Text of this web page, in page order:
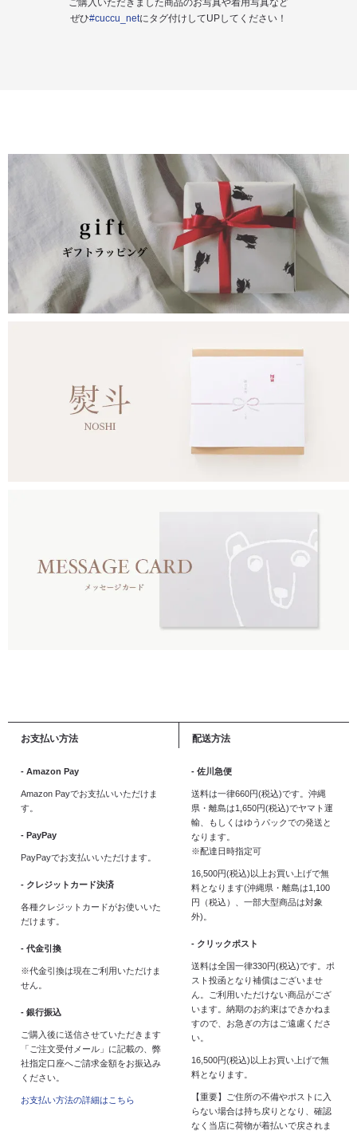
ぜひ#cuccu_netにタグ付けしてUPしてください！
お支払い方法
- Amazon Pay
Amazon Payでお支払いいただけま
す。
- PayPay
PayPayでお支払いいただけます。
- クレジットカード決済
各種クレジットカードがお使いいた
だけます。
- 代金引換
※代金引換は現在ご利用いただけま
せん。
- 銀行振込
ご購入後に送信させていただきます
「ご注文受付メール」に記載の、弊
社指定口座へご請求金額をお振込み
ください。
お支払い方法の詳細はこちら
配送方法
- 佐川急便
送料は一律660円(税込)です。沖縄
県・離島は1,650円(税込)でヤマト運
輸、もしくはゆうパックでの発送と
なります。
※配達日時指定可
16,500円(税込)以上お買い上げで無
料となります(沖縄県・離島は1,100
円（税込）、一部大型商品は対象
外)。
- クリックポスト
送料は全国一律330円(税込)です。ポ
スト投函となり補償はございませ
ん。ご利用いただけない商品がござ
います。納期のお約束はできかねま
すので、お急ぎの方はご遠慮くださ
い。
16,500円(税込)以上お買い上げで無
料となります。
【重要】ご住所の不備やポストに入
らない場合は持ち戻りとなり、確認
なく当店に荷物が着払いで戻されま